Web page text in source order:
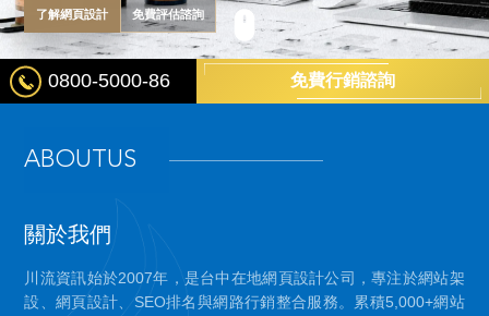
了解網頁設計 免費評估諮詢
0800-5000-86 免費行銷諮詢
ABOU US
關於我們
川流資訊始於2007年，是台中在地網頁設計公司，專注於網站架
設、網頁設計、SEO排名與網路行銷整合服務。累積5,000+網站